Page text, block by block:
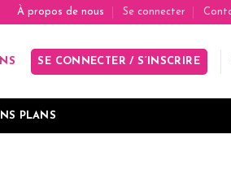
À propos de nous Se connecter
SE CONNECTER / S’INSCRIRE
PLANS